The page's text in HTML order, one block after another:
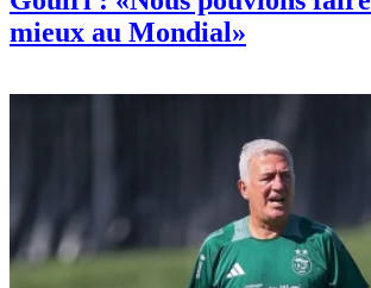
mieux au Mondial»